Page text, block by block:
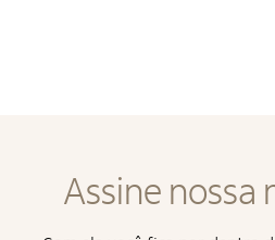
Assine nossa